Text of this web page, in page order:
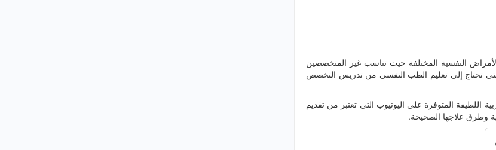
النفسية المختلفة حيث تناسب غير المتخصصين
تحتاج إلى تعليم الطب النفسي من تدريس التخصص
اللطيفة المتوفرة على اليوتيوب التي تعتبر من تقديم
وطرق علاجها الصحيحة.